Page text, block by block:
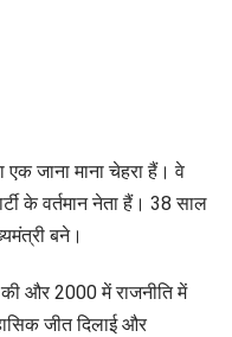
जाना माना चेहरा हैं। वे
के वर्तमान नेता हैं। 38 साल
बने।
और 2000 में राजनीति में
जीत दिलाई और